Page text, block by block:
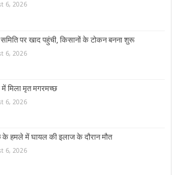
6, 2026
पर खाद पहुंची, किसानों के टोकन बनना शुरू
6, 2026
में मिला मृत मगरमच्छ
6, 2026
के हमले में घायल की इलाज के दौरान मौत
6, 2026